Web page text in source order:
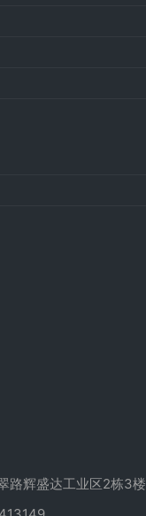
路辉盛达工业区2栋3楼